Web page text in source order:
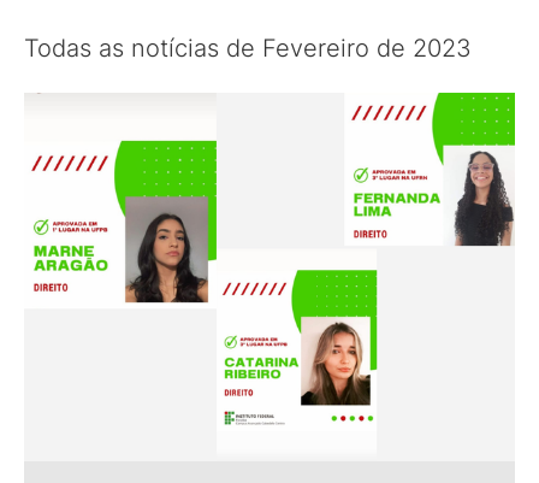
Todas as notícias de Fevereiro de 2023